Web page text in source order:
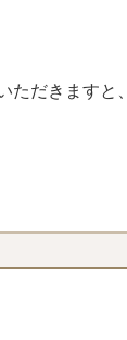
だきますと、